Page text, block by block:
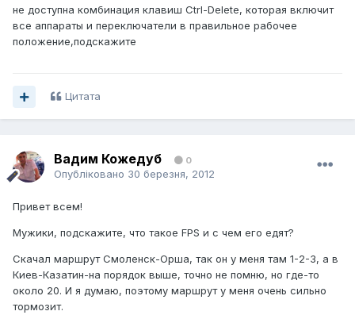
не доступна комбинация клавиш Ctrl-Delete, которая включит
все аппараты и переключатели в правильное рабочее
положение,подскажите
Цитата
Вадим Кожедуб 0
Опубліковано 30 березня, 2012
Привет всем!
Мужики, подскажите, что такое FPS и с чем его едят?
Скачал маршрут Смоленск-Орша, так он у меня там 1-2-3, а в
Киев-Казатин-на порядок выше, точно не помню, но где-то
около 20. И я думаю, поэтому маршрут у меня очень сильно
тормозит.